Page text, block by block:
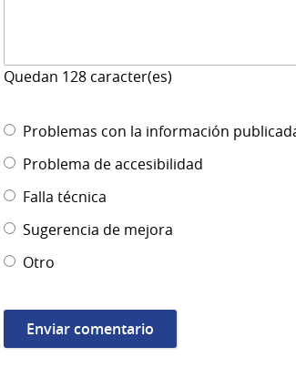
Quedan 128 caracter(es)
Problemas con la información
Problema de accesibilidad
Falla técnica
Sugerencia de mejora
Otro